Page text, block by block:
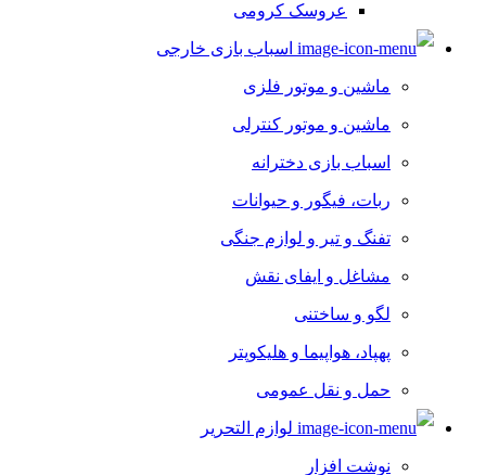
عروسک کرومی
اسباب بازی خارجی
ماشین و موتور فلزی
ماشین و موتور کنترلی
اسباب بازی دخترانه
ربات، فیگور و حیوانات
تفنگ و تیر و لوازم جنگی
مشاغل و ایفای نقش
لگو و ساختنی
پهپاد، هواپیما و هلیکوپتر
حمل و نقل عمومی
لوازم التحریر
نوشت افزار